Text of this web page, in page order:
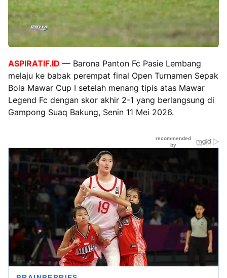
ASPIRATIF.ID — Barona Panton Fc Pasie Lembang
melaju ke babak perempat final Open Turnamen Sepak
Bola Mawar Cup I setelah menang tipis atas Mawar
Legend Fc dengan skor akhir 2-1 yang berlangsung di
Gampong Suaq Bakung, Senin 11 Mei 2026.